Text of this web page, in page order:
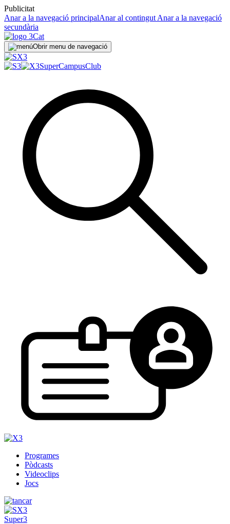
Publicitat
Anar a la navegació principalAnar al contingut Anar a la navegació
secundària
Obrir menu de navegació
SuperCampusClub
Programes
Pòdcasts
Videoclips
Jocs
Super3